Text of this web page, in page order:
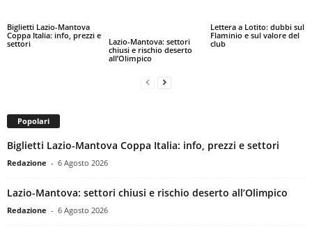
Biglietti Lazio-Mantova
Coppa Italia: info, prezzi e
settori
Lazio-Mantova: settori
chiusi e rischio deserto
all’Olimpico
Lettera a Lotito: dubbi sul
Flaminio e sul valore del
club
Popolari
Biglietti Lazio-Mantova Coppa Italia: info, prezzi e settori
Redazione - 6 Agosto 2026
Lazio-Mantova: settori chiusi e rischio deserto all’Olimpico
Redazione - 6 Agosto 2026